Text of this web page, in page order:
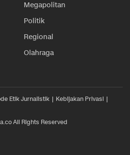
Megapolitan
Politik
Regional
Olahraga
Etik Jurnalistik
Kebijakan Privasi
All Rights Reserved